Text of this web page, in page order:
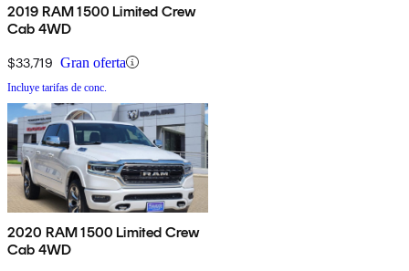
2019 RAM 1500 Limited Crew
Cab 4WD
$33,719 Gran oferta
Incluye tarifas de conc.
2020 RAM 1500 Limited Crew
Cab 4WD